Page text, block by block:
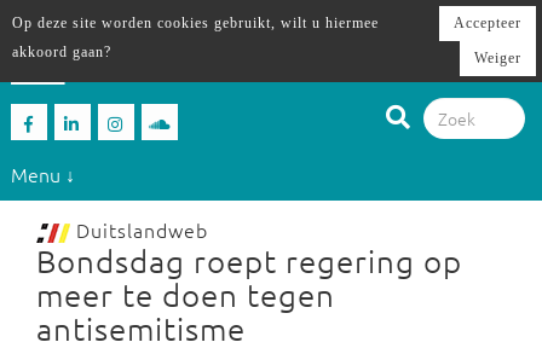
Menu ↓
Duitslandweb
Bondsdag roept regering op
meer te doen tegen
antisemitisme
Op deze site worden cookies gebruikt, wilt u hiermee
akkoord gaan?
Accepteer
Weiger